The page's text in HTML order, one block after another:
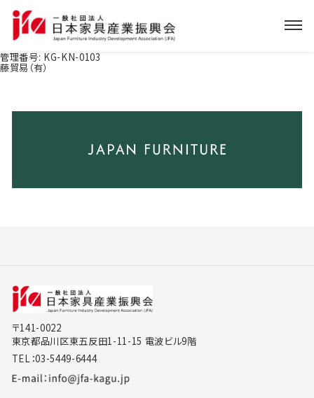
管理番号: KG-KN-0103
藤貿易（有）
〒141-0022
東京都品川区東五反田1-11-15 電波ビル9階
TEL：03-5449-6444